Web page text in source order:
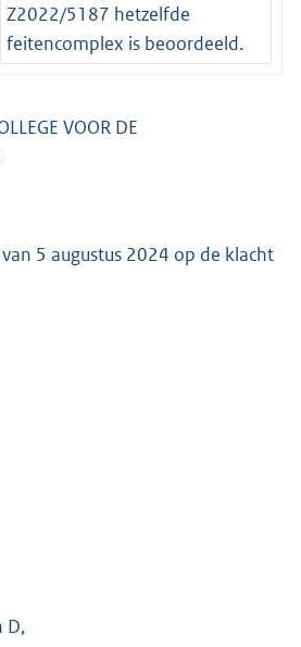
Z2022/5187 hetzelfde
feitencomplex is beoordeeld.
VOOR DE
5 augustus 2024 op de klacht
D,